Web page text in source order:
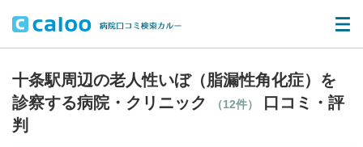
十条駅周辺の老人性いぼ（脂漏性角化症）を
診察する病院・クリニック
（12件）
口コミ・評
判